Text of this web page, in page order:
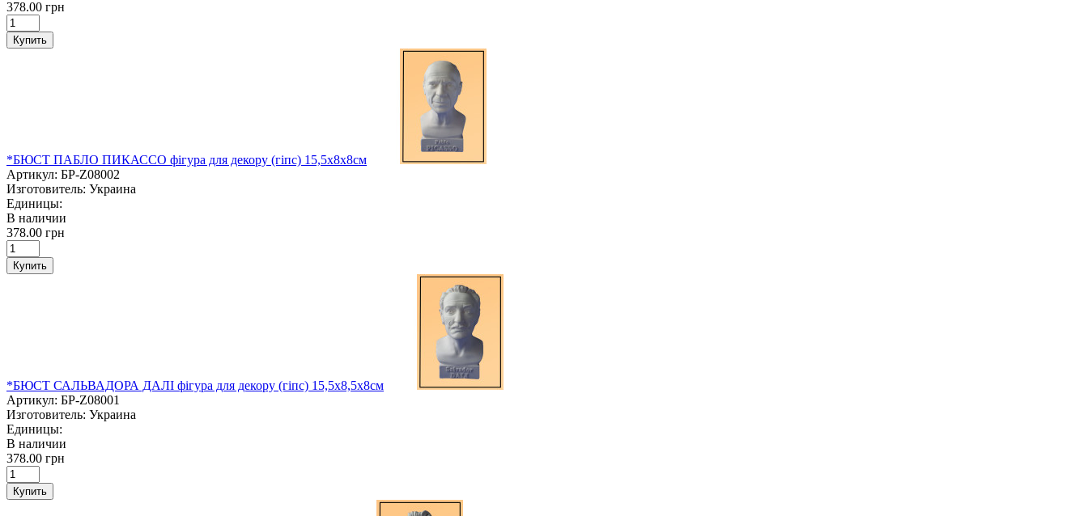
378.00 грн
Купить
*БЮСТ ПАБЛО ПИКАССО фігура для декору (гіпс) 15,5х8х8см
Артикул: БР-Z08002
Изготовитель: Украина
Единицы:
В наличии
378.00 грн
Купить
*БЮСТ САЛЬВАДОРА ДАЛІ фігура для декору (гіпс) 15,5х8,5х8см
Артикул: БР-Z08001
Изготовитель: Украина
Единицы:
В наличии
378.00 грн
Купить